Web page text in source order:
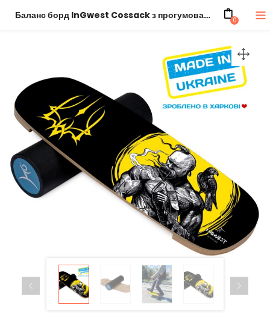
Баланс борд InGwest Cossack з прогумованим ролером 0